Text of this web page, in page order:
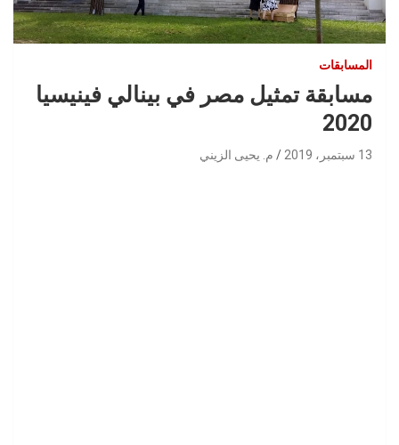
المسابقات
مسابقة تمثيل مصر في بينالي فينيسيا
2020
13 سبتمبر، 2019 م. يحيى الزيني